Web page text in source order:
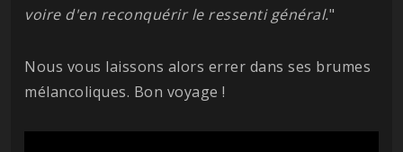
voire d'en reconquérir le ressenti général."
Nous vous laissons alors errer dans ses brumes
mélancoliques. Bon voyage !